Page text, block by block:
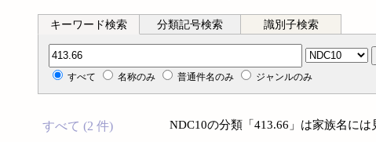
キーワード検索 分類記号検索 識別子検索
分類記号検索
すべて 名称のみ 普通件名のみ ジャンルのみ
すべて (2 件)
NDC10の分類「413.66」は家族名には